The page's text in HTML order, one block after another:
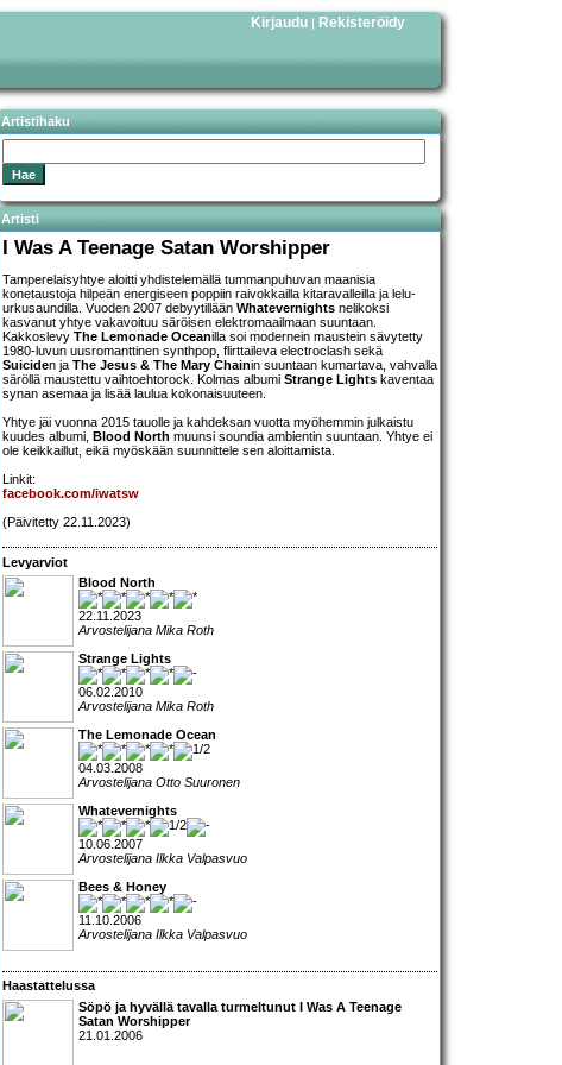
Kirjaudu | Rekisteröidy
Artistihaku
Artisti
I Was A Teenage Satan Worshipper
Tamperelaisyhtye aloitti yhdistelemällä tummanpuhuvan maanisia
konetaustoja hilpeän energiseen poppiin raivokkailla kitaravalleilla ja lelu-
urkusaundilla. Vuoden 2007 debyytillään Whatevernights nelikoksi
kasvanut yhtye vakavoituu säröisen elektromaailmaan suuntaan.
Kakkoslevy The Lemonade Oceanilla soi modernein maustein sävytetty
1980-luvun uusromanttinen synthpop, flirttaileva electroclash sekä
Suiciden ja The Jesus & The Mary Chainin suuntaan kumartava, vahvalla
säröllä maustettu vaihtoehtorock. Kolmas albumi Strange Lights kaventaa
synan asemaa ja lisää laulua kokonaisuuteen.
Yhtye jäi vuonna 2015 tauolle ja kahdeksan vuotta myöhemmin julkaistu
kuudes albumi, Blood North muunsi soundia ambientin suuntaan. Yhtye ei
ole keikkaillut, eikä myöskään suunnittele sen aloittamista.
Linkit:
facebook.com/iwatsw
(Päivitetty 22.11.2023)
Levyarviot
Blood North
22.11.2023
Arvostelijana Mika Roth
Strange Lights
06.02.2010
Arvostelijana Mika Roth
The Lemonade Ocean
04.03.2008
Arvostelijana Otto Suuronen
Whatevernights
10.06.2007
Arvostelijana Ilkka Valpasvuo
Bees & Honey
11.10.2006
Arvostelijana Ilkka Valpasvuo
Haastattelussa
Söpö ja hyvällä tavalla turmeltunut I Was A Teenage
Satan Worshipper
21.01.2006